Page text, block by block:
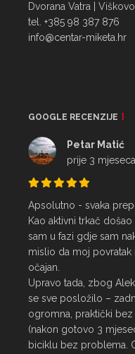
Dvorana Vatra |
tel. +385 98 387 876
info@centar-miketa.hr
GOOGLE RECENZIJE
Petar Matić
prije 3 mjeseca
Apsolutno - svaka
Kao aktivni trkač
sam u fazi gdje sam
mislio da moj povratak
očajan.
Upravo tada, zbog
se sve posložilo –
ogromna, praktički
(nakon gotovo 3
biciklu bez problema.